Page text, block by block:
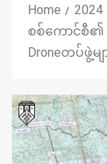
Home 2024
စစ်ကောင်စီ၏
Droneတပ်ဖွဲ့